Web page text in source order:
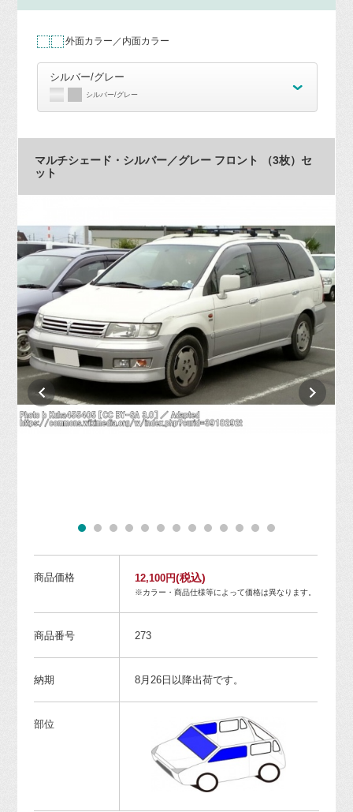
外面カラー／内面カラー
シルバー/グレー
シルバー/グレー
マルチシェード・シルバー／グレー フロント （3枚）セ
ット
商品価格 12,100円(税込)
※カラー・商品仕様等によって価格は異なります。
商品番号 273
納期 8月26日以降出荷です。
部位